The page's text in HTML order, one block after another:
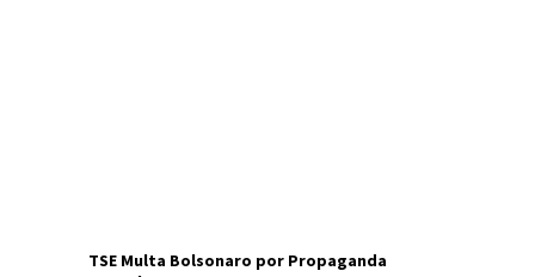
TSE Multa Bolsonaro por Propaganda